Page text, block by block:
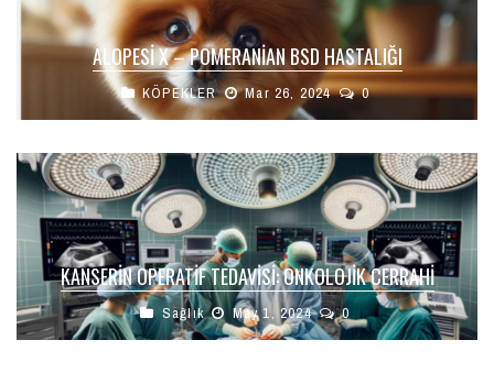
ALOPESİ X – POMERANIAN BSD HASTALIĞI
KÖPEKLER Mar 26, 2024 0
KANSERIN OPERATIF TEDAVISI: ONKOLOJIK CERRAHI
Sağlık May 1, 2024 0